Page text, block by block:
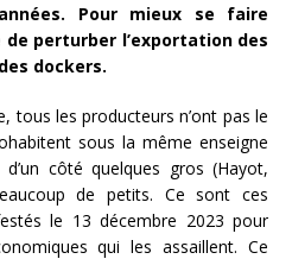
Pour mieux se faire
perturber l’exportation des
dockers.
tous les producteurs n’ont pas le
sous la même enseigne
côté quelques gros (Hayot,
de petits. Ce sont ces
le 13 décembre 2023 pour
qui les assaillent. Ce